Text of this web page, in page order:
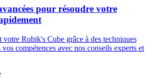
pour résoudre votre
Rubik's Cube grâce à des techniques
compétences avec nos conseils experts et